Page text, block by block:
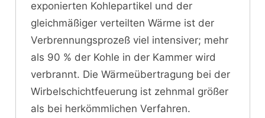
exponierten Kohlepartikel und der
gleichmäßiger verteilten Wärme ist der
Verbrennungsprozeß viel intensiver; mehr
als 90 % der Kohle in der Kammer wird
verbrannt. Die Wärmeübertragung bei der
Wirbelschichtfeuerung ist zehnmal größer
als bei herkömmlichen Verfahren.